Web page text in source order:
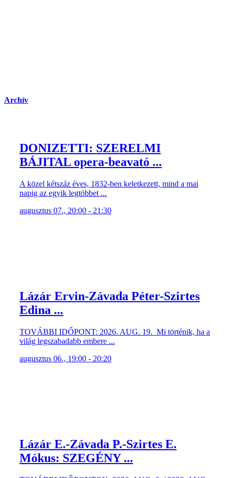
Archív
DONIZETTI: SZERELMI
BÁJITAL opera-beavató ...
A közel kétszáz éves, 1832-ben keletkezett, mind a mai
napig az egyik legtöbbet ...
augusztus 07., 20:00 - 21:30
Lázár Ervin-Závada Péter-Szirtes
Edina ...
TOVÁBBI IDŐPONT: 2026. AUG. 19. Mi történik, ha a
világ legszabadabb embere ...
augusztus 06., 19:00 - 20:20
Lázár E.-Závada P.-Szirtes E.
Mókus: SZEGÉNY ...